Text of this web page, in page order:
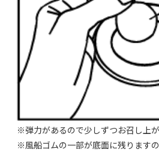
※弾力があるので少しずつお召し上が
※風船ゴムの一部が底面に残ります